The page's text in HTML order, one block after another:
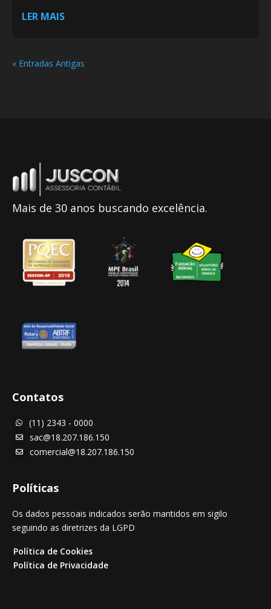
LER MAIS
« Entradas Antigas
Mais de 30 anos buscando excelência.
Contatos
 (11) 2343 - 0000
 sac@18.207.186.150
 comercial@18.207.186.150
Políticas
Os dados pessoais indicados serão mantidos em sigilo
seguindo as diretrizes da LGPD
Política de Cookies
Política de Privacidade